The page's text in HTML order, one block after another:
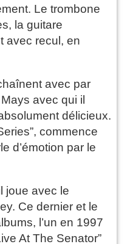
Le trombone
la guitare
avec recul, en
avec par
avec qui il
délicieux.
commence
d’émotion par le
joue avec le
Ce dernier et le
l’un en 1997
At The Senator”